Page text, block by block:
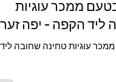
ממכר עוגיות
ליד הקפה - יפה